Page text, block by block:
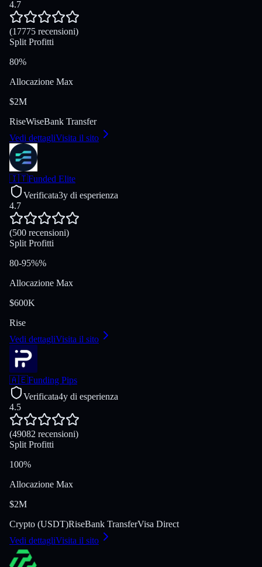
4.7
(17775 recensioni)
Split Profitti
80%
Allocazione Max
$2M
RiseWiseBank Transfer
Vedi dettagliVisita il sito
🇮🇹Funded Elite
Verificata3y di esperienza
4.7
(500 recensioni)
Split Profitti
80-95%%
Allocazione Max
$600K
Rise
Vedi dettagliVisita il sito
🇦🇪Funding Pips
Verificata4y di esperienza
4.5
(49082 recensioni)
Split Profitti
100%
Allocazione Max
$2M
Crypto (USDT)RiseBank TransferVisa Direct
Vedi dettagliVisita il sito